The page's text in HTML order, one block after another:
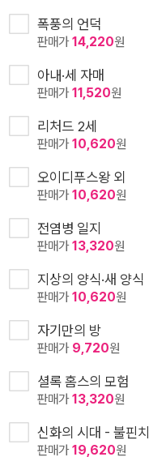
폭풍의 언덕
판매가14,220원
아내·세 자매
판매가11,520원
리처드 2세
판매가10,620원
오이디푸스왕 외
판매가10,620원
전염병 일지
판매가13,320원
지상의 양식·새 양식
판매가10,620원
자기만의 방
판매가 9,720원
셜록 홈스의 모험
판매가13,320원
신화의 시대 - 불핀
판매가19,620원